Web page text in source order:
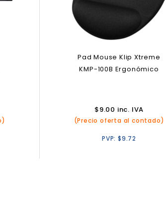
Pad Mouse Klip Xtreme
KMP-100B Ergonómico
$9.00 inc. IVA
(Precio oferta al contado)
PVP: $9.72